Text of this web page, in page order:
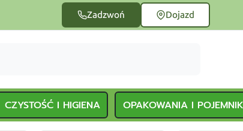
Zadzwoń Dojazd
CZYSTOŚĆ I HIGIENA OPAKOWANIA I